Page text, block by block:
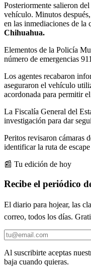
Posteriormente salieron
vehículo. Minutos
en las inmediaciones de
Chihuahua.
Elementos de la Policía
número de emergencias
Los agentes recabaron
aseguraron el vehículo
acordonada para permitir
La Fiscalía General del
investigación para dar
Peritos revisaron cámaras
identificar la ruta de
📰 Tu edición de hoy
Recibe el periódico
El diario para hojear, las
correo, todos los días.
Al suscribirte aceptas
baja cuando quieras.